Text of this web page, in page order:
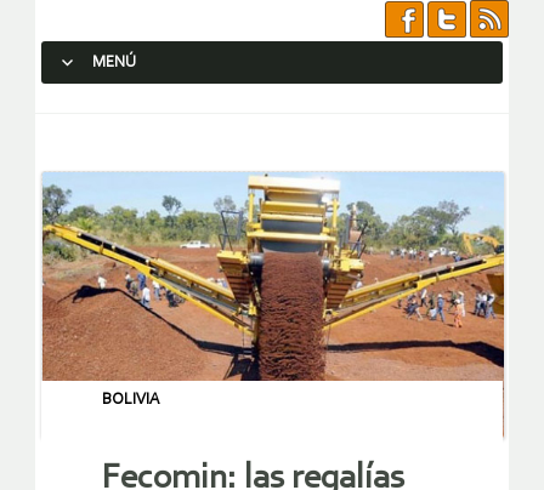
MENÚ
BOLIVIA
Fecomin: las regalías